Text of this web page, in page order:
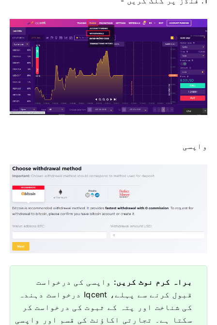
واپسی
براہ کرم نوٹ کریں: واپسی کی درخواست
قبول کرنے سے پہلے، Iqcent درخواست دہندہ
کی شناخت اور پتہ کے ثبوت کی درخواست کر
سکتا ہے۔
تجارتی اکاؤنٹ کی قسم اور واپسی